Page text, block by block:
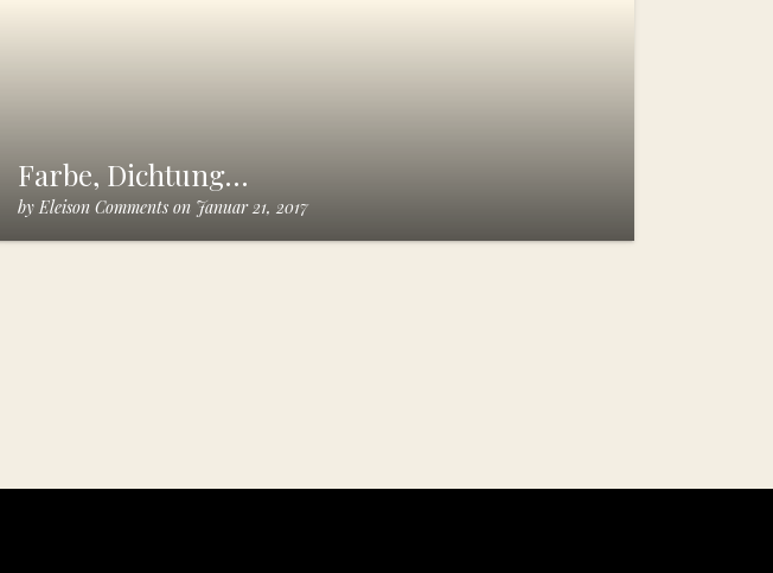
Farbe, Dichtung…
by Eleison Comments on Januar 21, 2017